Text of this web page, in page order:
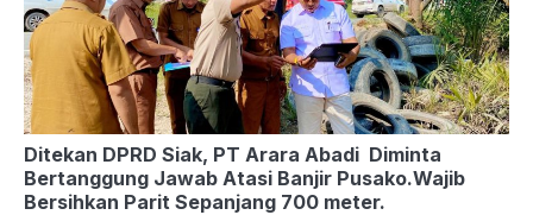
Ditekan DPRD Siak, PT Arara Abadi Diminta
Bertanggung Jawab Atasi Banjir Pusako.Wajib
Bersihkan Parit Sepanjang 700 meter.